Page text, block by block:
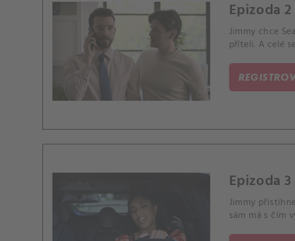
Epizoda
Jimmy chce
příteli. A celé
Epizoda
Jimmy
sám má s čím